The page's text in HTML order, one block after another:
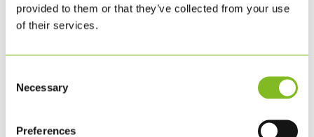
provided to them or that they’ve collected from your use
of their services.
Selection
Necessary
Preferences
CRADLE